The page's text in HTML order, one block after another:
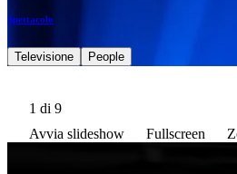
Spettacolo
Televisione People
1 di 9
Avvia slideshow
Fullscreen